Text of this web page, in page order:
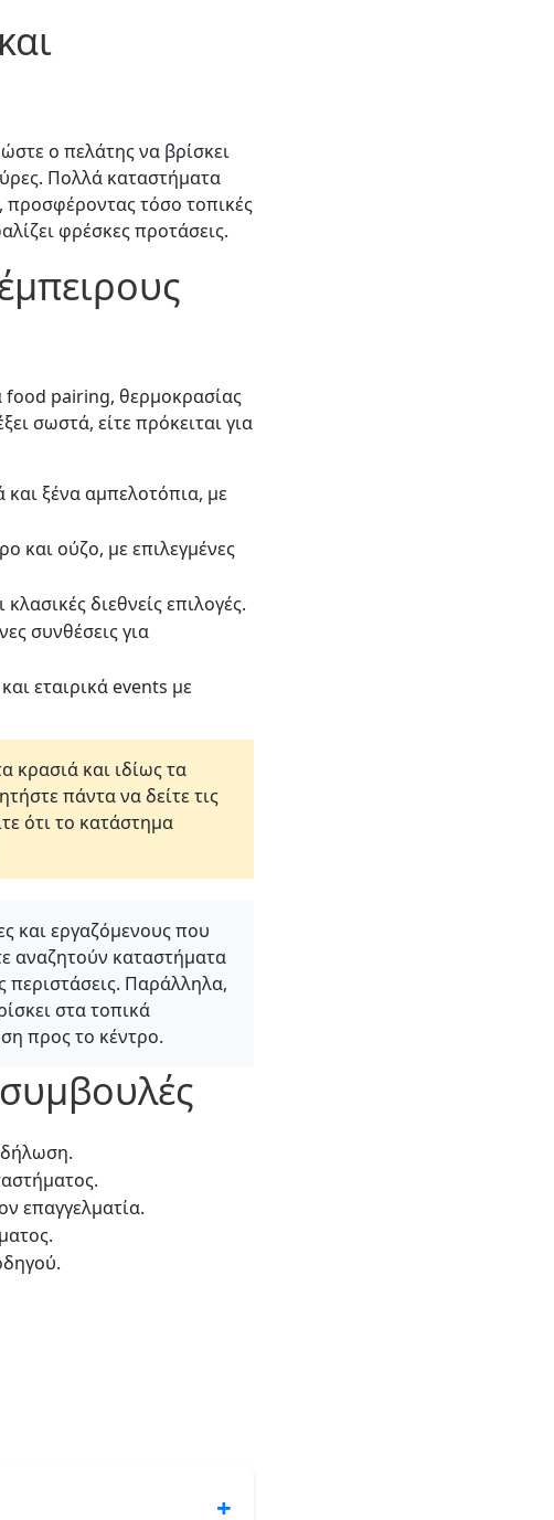
ο πελάτης να βρίσκει
Πολλά καταστήματα
προσφέροντας τόσο τοπικές
φρέσκες προτάσεις.
pairing, θερμοκρασίας
σωστά, είτε πρόκειται για
ξένα αμπελοτόπια, με
και ούζο, με επιλεγμένες
διεθνείς επιλογές.
συνθέσεις για
εταιρικά events με
κρασιά και ιδίως τα
πάντα να δείτε τις
ότι το κατάστημα
και εργαζόμενους που
αναζητούν καταστήματα
περιστάσεις. Παράλληλα,
στα τοπικά
προς το κέντρο.
επαγγελματία.
+